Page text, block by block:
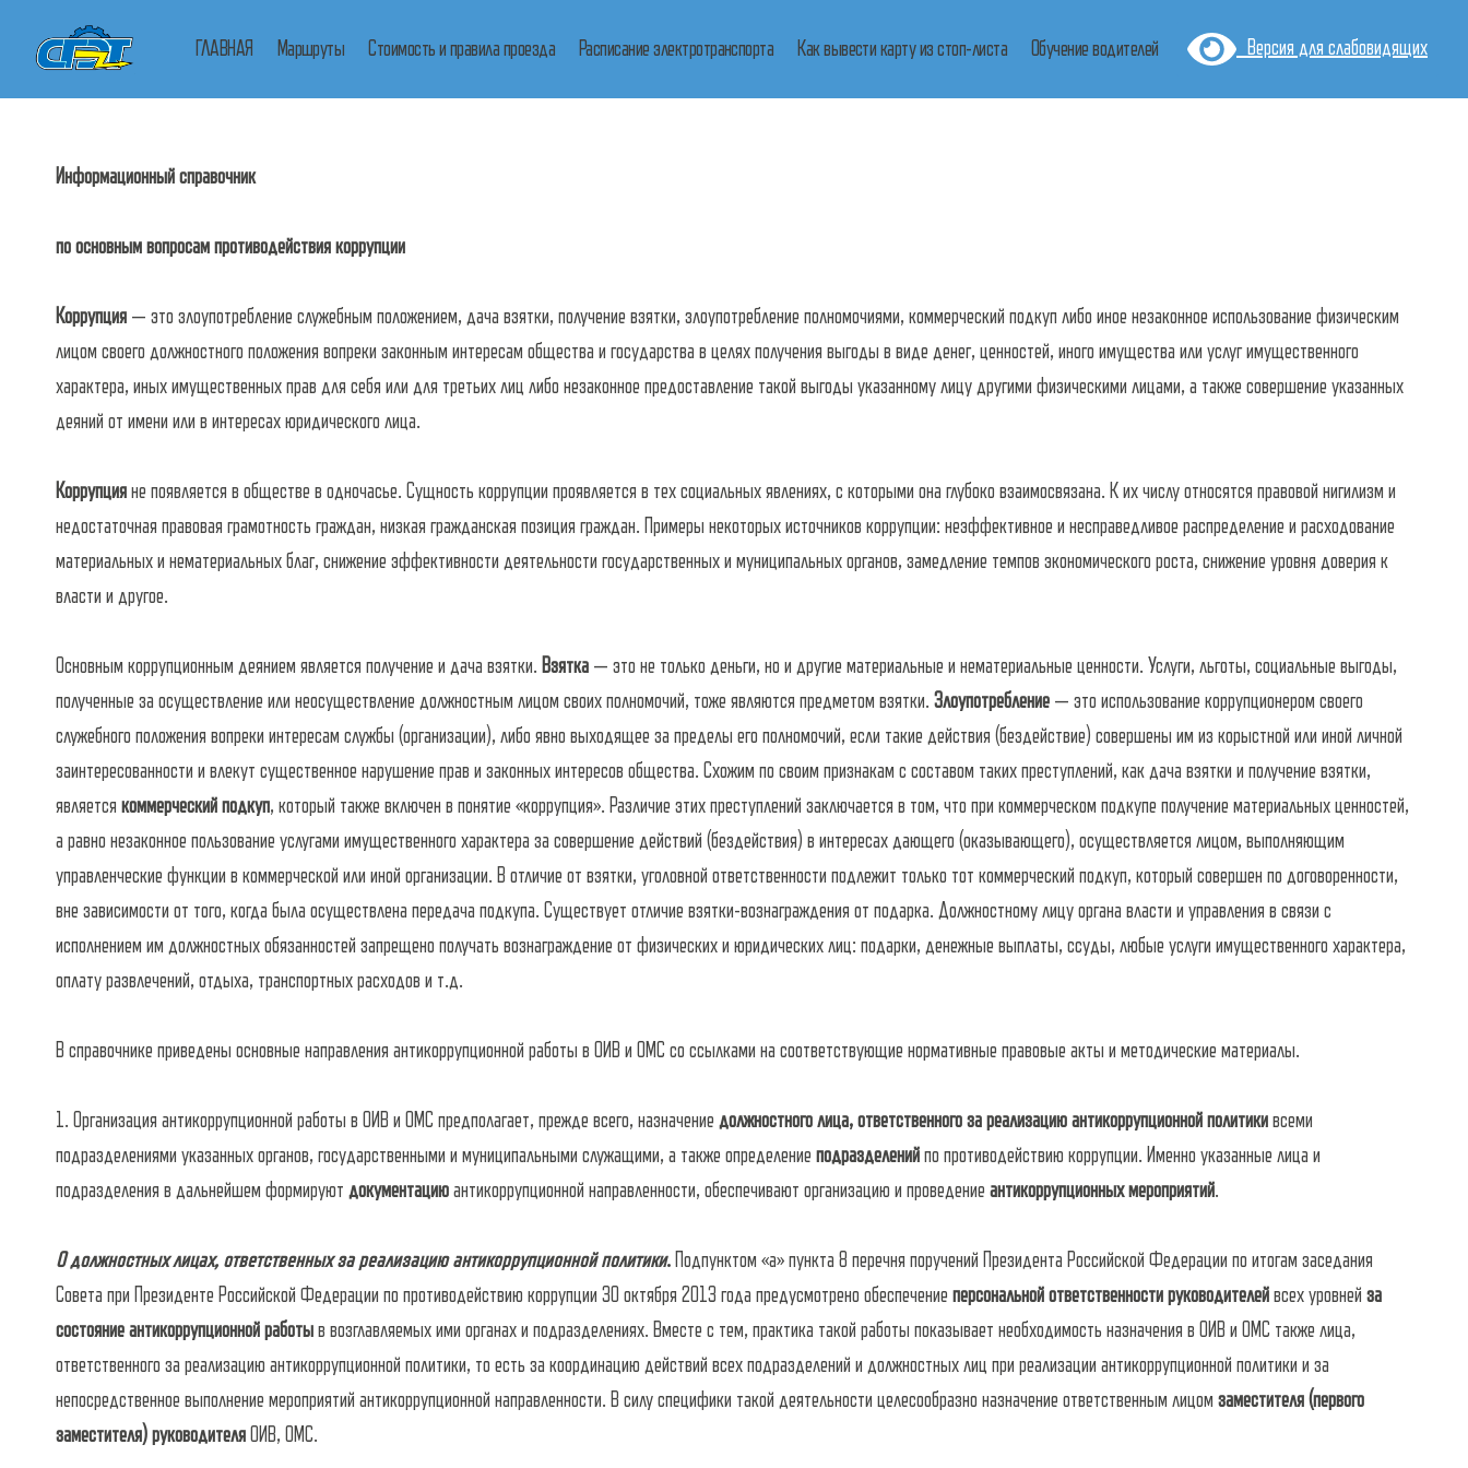
ГЛАВНАЯ Маршруты Стоимость и правила проезда Расписание электротранспорта Как вывести карту из стоп-листа Обучение водителей Версия для слабовидящих
Информационный справочник
по основным вопросам противодействия коррупции
Коррупция — это злоупотребление служебным положением, дача взятки, получение взятки, злоупотребление полномочиями, коммерческий подкуп либо иное незаконное использование физическим
лицом своего должностного положения вопреки законным интересам общества и государства в целях получения выгоды в виде денег, ценностей, иного имущества или услуг имущественного
характера, иных имущественных прав для себя или для третьих лиц либо незаконное предоставление такой выгоды указанному лицу другими физическими лицами, а также совершение указанных
деяний от имени или в интересах юридического лица.
Коррупция не появляется в обществе в одночасье. Сущность коррупции проявляется в тех социальных явлениях, с которыми она глубоко взаимосвязана. К их числу относятся правовой нигилизм и
недостаточная правовая грамотность граждан, низкая гражданская позиция граждан. Примеры некоторых источников коррупции: неэффективное и несправедливое распределение и расходование
материальных и нематериальных благ, снижение эффективности деятельности государственных и муниципальных органов, замедление темпов экономического роста, снижение уровня доверия к
власти и другое.
Основным коррупционным деянием является получение и дача взятки. Взятка — это не только деньги, но и другие материальные и нематериальные ценности. Услуги, льготы, социальные выгоды,
полученные за осуществление или неосуществление должностным лицом своих полномочий, тоже являются предметом взятки. Злоупотребление — это использование коррупционером своего
служебного положения вопреки интересам службы (организации), либо явно выходящее за пределы его полномочий, если такие действия (бездействие) совершены им из корыстной или иной личной
заинтересованности и влекут существенное нарушение прав и законных интересов общества. Схожим по своим признакам с составом таких преступлений, как дача взятки и получение взятки,
является коммерческий подкуп, который также включен в понятие «коррупция». Различие этих преступлений заключается в том, что при коммерческом подкупе получение материальных ценностей,
а равно незаконное пользование услугами имущественного характера за совершение действий (бездействия) в интересах дающего (оказывающего), осуществляется лицом, выполняющим
управленческие функции в коммерческой или иной организации. В отличие от взятки, уголовной ответственности подлежит только тот коммерческий подкуп, который совершен по договоренности,
вне зависимости от того, когда была осуществлена передача подкупа. Существует отличие взятки-вознаграждения от подарка. Должностному лицу органа власти и управления в связи с
исполнением им должностных обязанностей запрещено получать вознаграждение от физических и юридических лиц: подарки, денежные выплаты, ссуды, любые услуги имущественного характера,
оплату развлечений, отдыха, транспортных расходов и т.д.
В справочнике приведены основные направления антикоррупционной работы в ОИВ и ОМС со ссылками на соответствующие нормативные правовые акты и методические материалы.
1. Организация антикоррупционной работы в ОИВ и ОМС предполагает, прежде всего, назначение должностного лица, ответственного за реализацию антикоррупционной политики всеми
подразделениями указанных органов, государственными и муниципальными служащими, а также определение подразделений по противодействию коррупции. Именно указанные лица и
подразделения в дальнейшем формируют документацию антикоррупционной направленности, обеспечивают организацию и проведение антикоррупционных мероприятий.
О должностных лицах, ответственных за реализацию антикоррупционной политики. Подпунктом «а» пункта 8 перечня поручений Президента Российской Федерации по итогам заседания
Совета при Президенте Российской Федерации по противодействию коррупции 30 октября 2013 года предусмотрено обеспечение персональной ответственности руководителей всех уровней за
состояние антикоррупционной работы в возглавляемых ими органах и подразделениях. Вместе с тем, практика такой работы показывает необходимость назначения в ОИВ и ОМС также лица,
ответственного за реализацию антикоррупционной политики, то есть за координацию действий всех подразделений и должностных лиц при реализации антикоррупционной политики и за
непосредственное выполнение мероприятий антикоррупционной направленности. В силу специфики такой деятельности целесообразно назначение ответственным лицом заместителя (первого
заместителя) руководителя ОИВ, ОМС.